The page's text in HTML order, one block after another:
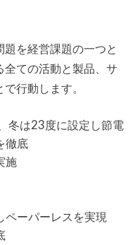
を経営課題の一つと
全ての活動と製品、サ
行動します。
冬は23度に設定し節電
徹底
施
ペーパーレスを実現